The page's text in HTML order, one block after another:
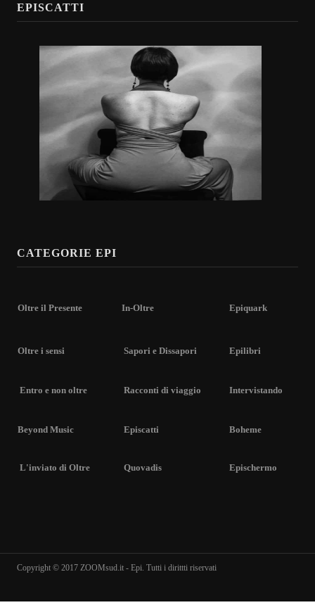
EPISCATTI
CATEGORIE EPI
Oltre il Presente In-Oltre Epiquark
Oltre i sensi Sapori e Dissapori Epilibri
Entro e non oltre Racconti di viaggio Intervistando
Beyond Music Episcatti Boheme
L'inviato di Oltre Quovadis Epischermo
Copyright © 2017 ZOOMsud.it - Epi. Tutti i dirittti riservati